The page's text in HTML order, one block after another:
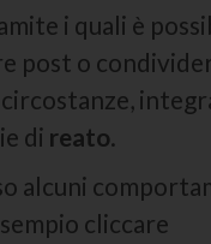
i quali è
post o
di reato.
alcuni
cliccare